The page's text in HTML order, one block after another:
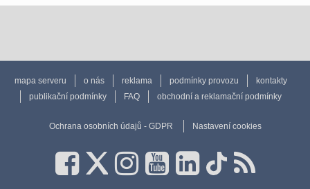
mapa serveru o nás reklama podmínky provozu
kontakty
publikační podmínky
FAQ obchodní a reklamační podmínky
Ochrana osobních údajů - GDPR Nastavení cookies